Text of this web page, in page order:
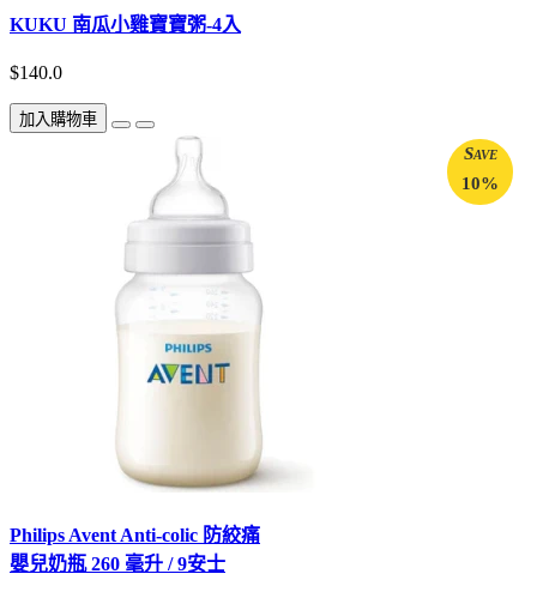
KUKU 南瓜小雞寶寶粥-4入
$140.0
加入購物車
Save
10%
Philips Avent Anti-colic 防絞痛
嬰兒奶瓶 260 毫升 / 9安士